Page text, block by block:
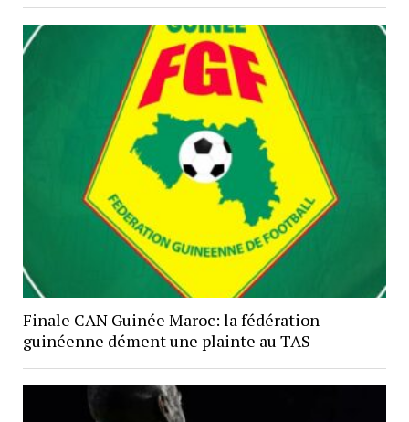
Finale CAN Guinée Maroc: la fédération
guinéenne dément une plainte au TAS